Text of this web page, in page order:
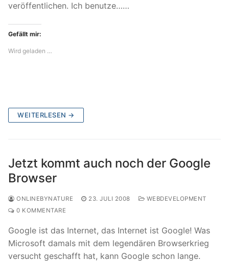
veröffentlichen. Ich benutze……
Gefällt mir:
Wird geladen …
WEITERLESEN →
Jetzt kommt auch noch der Google
Browser
ONLINEBYNATURE 23. JULI 2008
WEBDEVELOPMENT
0 KOMMENTARE
Google ist das Internet, das Internet ist Google! Was
Microsoft damals mit dem legendären Browserkrieg
versucht geschafft hat, kann Google schon lange.